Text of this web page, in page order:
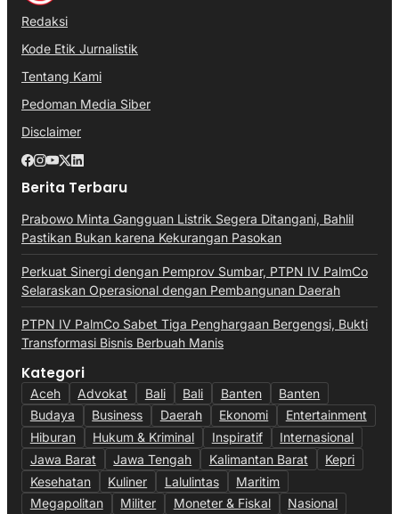
Redaksi
Kode Etik Jurnalistik
Tentang Kami
Pedoman Media Siber
Disclaimer
Berita Terbaru
Prabowo Minta Gangguan Listrik Segera Ditangani, Bahlil
Pastikan Bukan karena Kekurangan Pasokan
Perkuat Sinergi dengan Pemprov Sumbar, PTPN IV PalmCo
Selaraskan Operasional dengan Pembangunan Daerah
PTPN IV PalmCo Sabet Tiga Penghargaan Bergengsi, Bukti
Transformasi Bisnis Berbuah Manis
Kategori
Aceh Advokat Bali Bali Banten
Banten
Budaya
Business Daerah Ekonomi
Entertainment
Hiburan
Hukum & Kriminal Inspiratif
Internasional
Jawa Barat
Jawa Tengah Kalimantan Barat
Kepri
Kesehatan
Kuliner Lalulintas
Maritim
Megapolitan
Militer Moneter & Fiskal Nasional